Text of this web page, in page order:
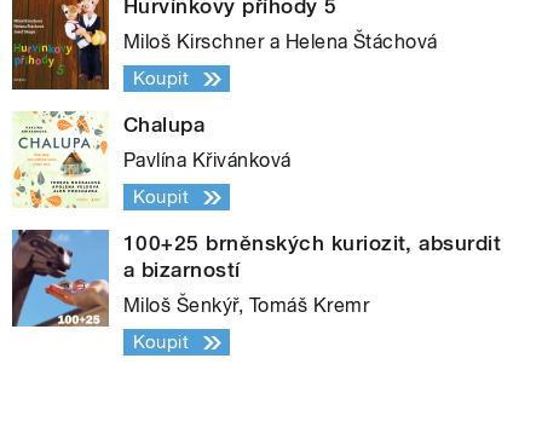
Hurvínkovy příhody 5
Miloš Kirschner a Helena Štáchová
Koupit
Chalupa
Pavlína Křivánková
Koupit
100+25 brněnských kuriozit, absurdit
a bizarností
Miloš Šenkýř, Tomáš Kremr
Koupit